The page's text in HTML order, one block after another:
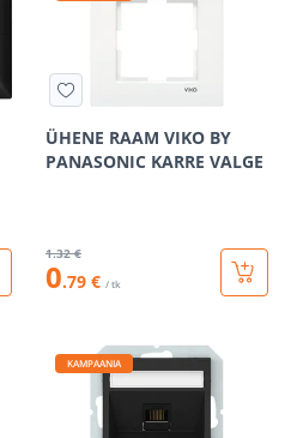
ÜHENE RAAM VIKO BY
PANASONIC KARRE VALGE
1.32 €
0.79 € / tk
KAMPAANIA